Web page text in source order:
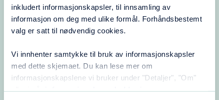
inkludert informasjonskapsler, til innsamling av
informasjon om deg med ulike formål. Forhåndsbestemt
valg er satt til nødvendig cookies.
Vi innhenter samtykke til bruk av informasjonskapsler
med dette skjemaet. Du kan lese mer om
informasjonskapslene vi bruker under "Detaljer", "Om"